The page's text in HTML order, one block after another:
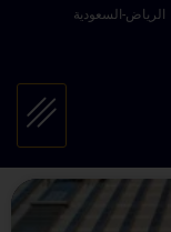
الرياض-السعودية